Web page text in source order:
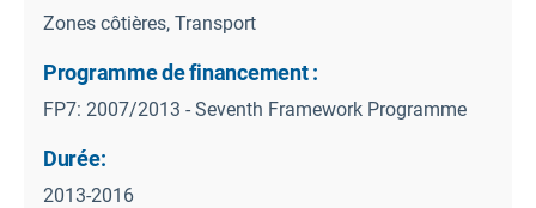
Zones côtières, Transport
Programme de financement :
FP7: 2007/2013 - Seventh Framework Programme
Durée:
2013-2016